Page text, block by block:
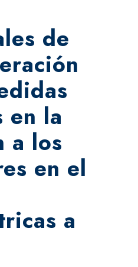
de
en la
a los
en el
a